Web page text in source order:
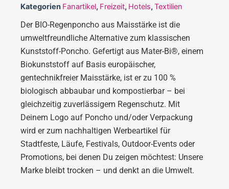
Kategorien Fanartikel, Freizeit, Hotels, Textilien
Der BIO-Regenponcho aus Maisstärke ist die
umweltfreundliche Alternative zum klassischen
Kunststoff-Poncho. Gefertigt aus Mater-Bi®, einem
Biokunststoff auf Basis europäischer,
gentechnikfreier Maisstärke, ist er zu 100 %
biologisch abbaubar und kompostierbar – bei
gleichzeitig zuverlässigem Regenschutz. Mit
Deinem Logo auf Poncho und/oder Verpackung
wird er zum nachhaltigen Werbeartikel für
Stadtfeste, Läufe, Festivals, Outdoor-Events oder
Promotions, bei denen Du zeigen möchtest: Unsere
Marke bleibt trocken – und denkt an die Umwelt.